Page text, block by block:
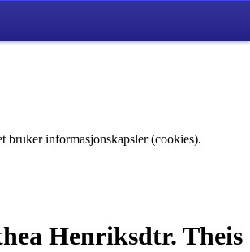
bruker informasjonskapsler (cookies).
Henriksdtr. Theis